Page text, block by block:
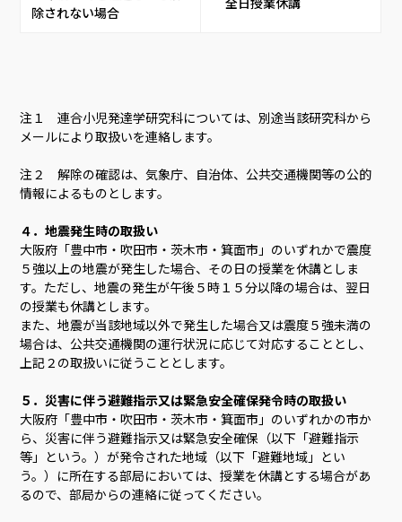
除されない場合
注１ 連合小児発達学研究科については、別途当該研究科から
メールにより取扱いを連絡します。
注２ 解除の確認は、気象庁、自治体、公共交通機関等の公的
情報によるものとします。
４．地震発生時の取扱い
大阪府「豊中市・吹田市・茨木市・箕面市」のいずれかで震度
５強以上の地震が発生した場合、その日の授業を休講としま
す。ただし、地震の発生が午後５時１５分以降の場合は、翌日
の授業も休講とします。
また、地震が当該地域以外で発生した場合又は震度５強未満の
場合は、公共交通機関の運行状況に応じて対応することとし、
上記２の取扱いに従うこととします。
５．災害に伴う避難指示又は緊急安全確保発令時の取扱い
大阪府「豊中市・吹田市・茨木市・箕面市」のいずれかの市か
ら、災害に伴う避難指示又は緊急安全確保（以下「避難指示
等」という。）が発令された地域（以下「避難地域」とい
う。）に所在する部局においては、授業を休講とする場合があ
るので、部局からの連絡に従ってください。